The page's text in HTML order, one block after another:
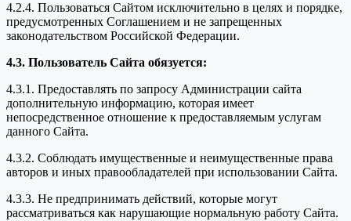
4.2.4. Пользоваться Сайтом исключительно в целях и порядке,
предусмотренных Соглашением и не запрещенных
законодательством Российской Федерации.
4.3. Пользователь Сайта обязуется:
4.3.1. Предоставлять по запросу Администрации сайта
дополнительную информацию, которая имеет
непосредственное отношение к предоставляемым услугам
данного Сайта.
4.3.2. Соблюдать имущественные и неимущественные права
авторов и иных правообладателей при использовании Сайта.
4.3.3. Не предпринимать действий, которые могут
рассматриваться как нарушающие нормальную работу Сайта.